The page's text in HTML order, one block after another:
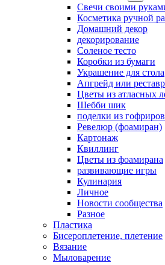
Свечи своими
Косметика ручной
Домашний декор
декорирование
Соленое тесто
Коробки из бумаги
Украшение для стола
Апгрейд или
Цветы из атласных
Шебби шик
поделки из
Ревелюр (фоамиран)
Картонаж
Квиллинг
Цветы из фоамирана
развивающие игры
Кулинария
Личное
Новости сообщества
Разное
Пластика
Бисероплетение, плетение
Вязание
Мыловарение